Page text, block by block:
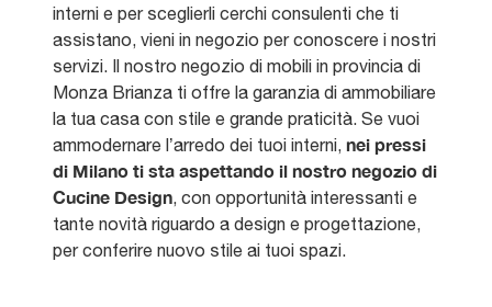
interni e per sceglierli cerchi consulenti che ti
assistano, vieni in negozio per conoscere i nostri
servizi. Il nostro negozio di mobili in provincia di
Monza Brianza ti offre la garanzia di ammobiliare
la tua casa con stile e grande praticità. Se vuoi
ammodernare l’arredo dei tuoi interni, nei pressi
di Milano ti sta aspettando il nostro negozio di
Cucine Design, con opportunità interessanti e
tante novità riguardo a design e progettazione,
per conferire nuovo stile ai tuoi spazi.